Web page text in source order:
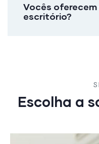
Vocês
escritório?
Escolha a